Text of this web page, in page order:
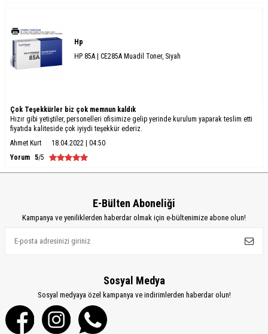
Hp
HP 85A | CE285A Muadil Toner, Siyah
Çok Teşekkürler biz çok memnun kaldık
Hızır gibi yetiştiler, personelleri ofisimize gelip yerinde kurulum yaparak teslim etti
fiyatıda kaliteside çok iyiydi teşekkür ederiz.
Ahmet Kurt
18.04.2022 | 04:50
Yorum 5/5
E-Bülten Aboneliği
Kampanya ve yeniliklerden haberdar olmak için e-bültenimize abone olun!
Sosyal Medya
Sosyal medyaya özel kampanya ve indirimlerden haberdar olun!